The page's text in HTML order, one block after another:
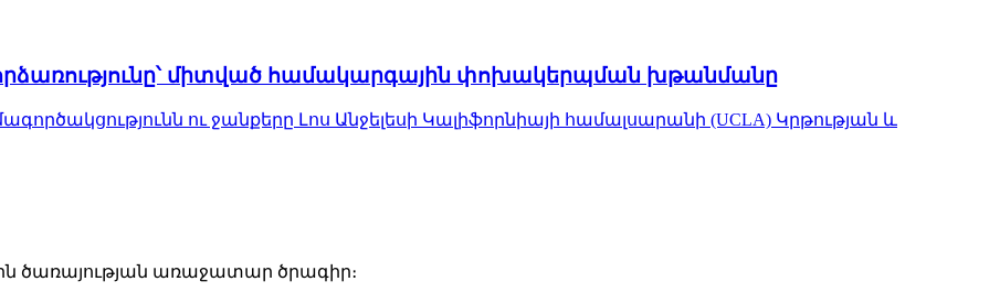
միտված համակարգային փոխակերպման խթանմանը
ու ջանքերը Լոս Անջելեսի Կալիֆորնիայի համալսարանի (UCLA) Կրթության և
ծառայության առաջատար ծրագիր։